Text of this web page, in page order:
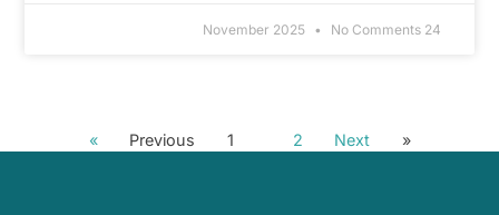
24 November 2025
No Comments
« Previous
1 2 Next »